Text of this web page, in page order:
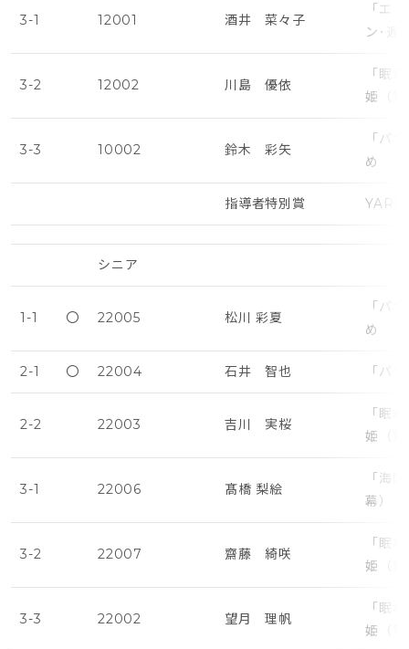
3-1 12001 酒井 菜々子
「エ
ン･遅
3-2 12002 川島 優依
「眠
姫（
3-3 10002 鈴木 彩矢
「パ
め
指導者特別賞
シニア
1-1 〇 22005 松川 彩夏
「パ
め
2-1 〇 22004 石井 智也 「パ
2-2 22003 吉川 実桜
「眠
姫（
3-1 22006 髙橋 梨絵
「海
幕）・
3-2 22007 齋藤 綺咲
「眠
姫（
3-3 22002 望月 理帆
「眠
姫（